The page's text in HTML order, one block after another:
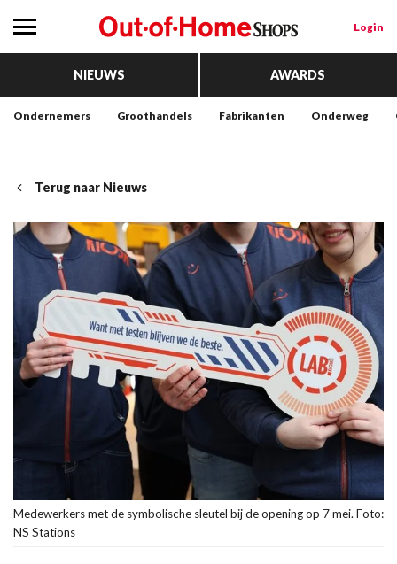
Login
NIEUWS AWARDS
Ondernemers Groothandels Fabrikanten Onderweg
Terug naar Nieuws
Medewerkers met de symbolische sleutel bij de opening op 7 mei. Foto:
NS Stations